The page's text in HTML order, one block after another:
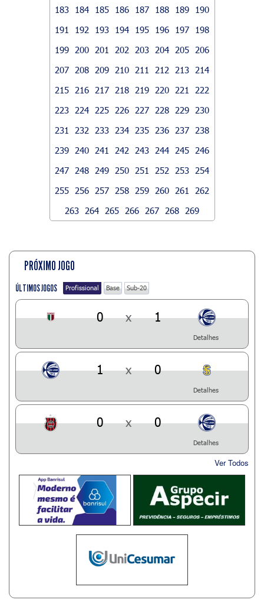
183
184 185 186 187 188 189
190
191
192 193 194 195 196 197
198
199
200 201 202 203 204 205
206
207
208 209 210 211 212 213
214
215
216 217 218 219 220 221
222
223
224 225 226 227 228 229
230
231
232 233 234 235 236 237
238
239
240 241 242 243 244 245
246
247
248 249 250 251 252 253
254
255
256 257 258 259 260 261
262
263
264 265 266 267 268 269
PRÓXIMO JOGO
ÚLTIMOS JOGOS Profissional Base Sub-20
0 x 1
Detalhes
1 x 0
Detalhes
0 x 0
Detalhes
Ver Todos